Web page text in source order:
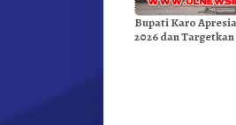
Bupati Karo
2026 dan Targetkan